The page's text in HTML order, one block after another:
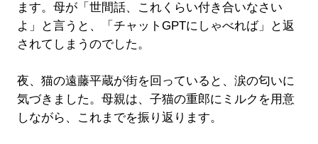
ます。母が「世間話、これくらい付き合いなさい
よ」と言うと、「チャットGPTにしゃべれば」と返
されてしまうのでした。
夜、猫の遠藤平蔵が街を回っていると、涙の匂いに
気づきました。母親は、子猫の重郎にミルクを用意
しながら、これまでを振り返ります。